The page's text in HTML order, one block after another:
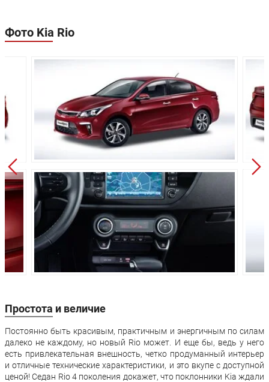
Длина:
1470 мм
Колёсная база: 2600 мм 2600 мм
Клиренс: 160 мм
1150 кг
Трансмиссия: Механическая
Привод: Передний Передний
Передняя
подвеска:
Независимая -
McPherson
Задняя подвеска:
Полузависимая -
торсионная
торсионная
тормоза:
Задние тормоза: Барабанные Барабанные
Производство: Санкт-Петербург
Гарантия: 5 лет или 150 000 км пробега
Фото Kia Rio
Простота и величие
Постоянно быть красивым, практичным и энергичным по силам
далеко не каждому, но новый Rio может. И еще бы, ведь у него
есть привлекательная внешность, четко продуманный интерьер
и отличные технические характеристики, и это вкупе с доступной
ценой! Седан Rio 4 поколения докажет, что поклонники Kia ждали